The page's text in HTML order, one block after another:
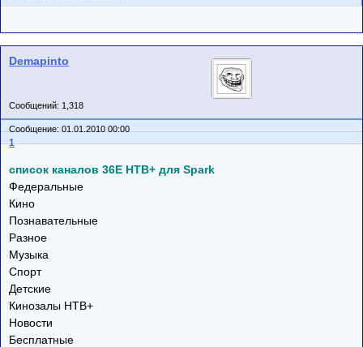
Demapinto
Сообщений: 1,318
Сообщение: 01.01.2010 00:00
1
список каналов 36E НТВ+ для Spark
Федеральные
Кино
Познавательные
Разное
Музыка
Спорт
Детские
Кинозалы НТВ+
Новости
Бесплатные